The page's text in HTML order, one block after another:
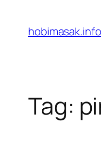
content
hobimasak.info
Tag: